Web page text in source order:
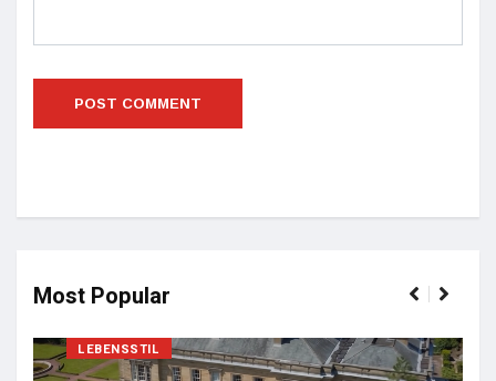
Most Popular
LEBENSSTIL